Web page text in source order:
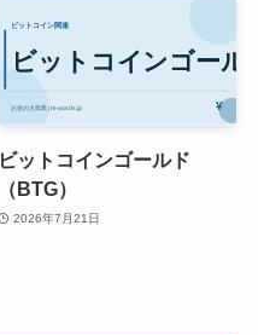
ビットコインゴールド
（BTG）
2026年7月21日